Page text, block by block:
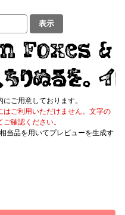
表示
ご用意しております。
はご利用いただけません。文字の
確認ください。
当品を用いてプレビューを生成す